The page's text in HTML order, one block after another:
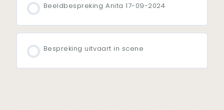
Beeldbespreking Anita 17-09-2024
Bespreking uitvaart in scene